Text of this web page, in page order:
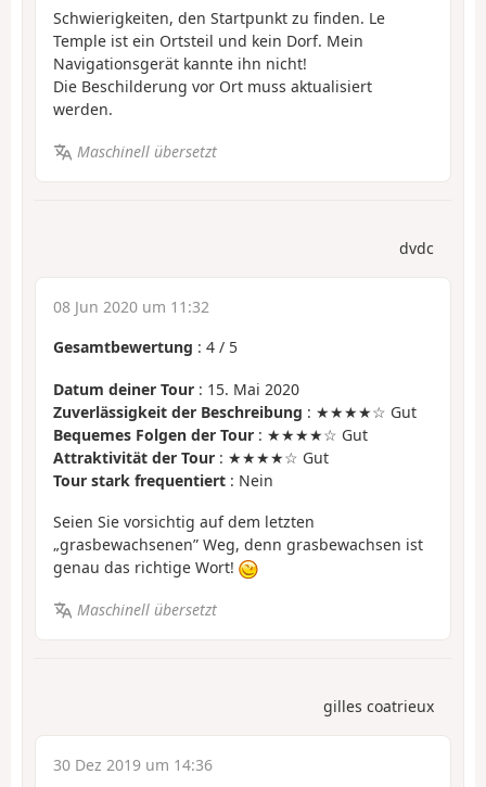
Schwierigkeiten, den Startpunkt zu finden. Le
Temple ist ein Ortsteil und kein Dorf. Mein
Navigationsgerät kannte ihn nicht!
Die Beschilderung vor Ort muss aktualisiert
werden.
Maschinell übersetzt
dvdc
08 Jun 2020 um 11:32
Gesamtbewertung : 4 / 5
Datum deiner Tour : 15. Mai 2020
Zuverlässigkeit der Beschreibung : ★★★★☆ Gut
Bequemes Folgen der Tour : ★★★★☆ Gut
Attraktivität der Tour : ★★★★☆ Gut
Tour stark frequentiert : Nein
Seien Sie vorsichtig auf dem letzten
„grasbewachsenen” Weg, denn grasbewachsen ist
genau das richtige Wort!
Maschinell übersetzt
gilles coatrieux
30 Dez 2019 um 14:36